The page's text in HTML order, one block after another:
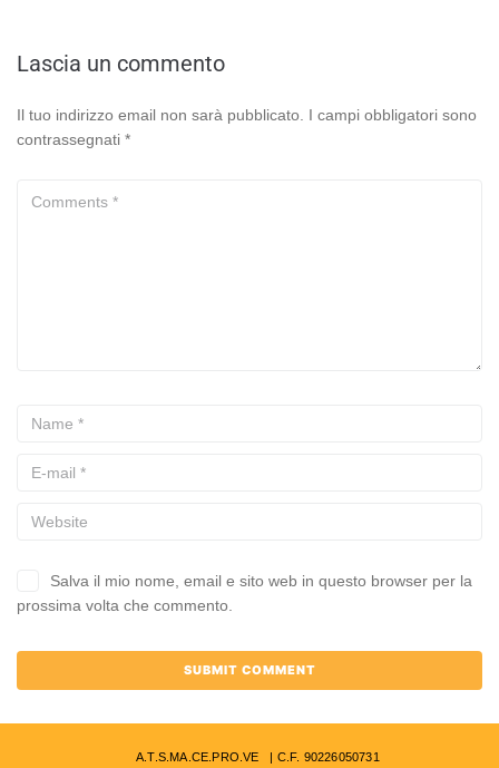
Lascia un commento
Il tuo indirizzo email non sarà pubblicato. I campi obbligatori sono
contrassegnati *
Salva il mio nome, email e sito web in questo browser per la
prossima volta che commento.
A.T.S.MA.CE.PRO.VE | C.F. 90226050731